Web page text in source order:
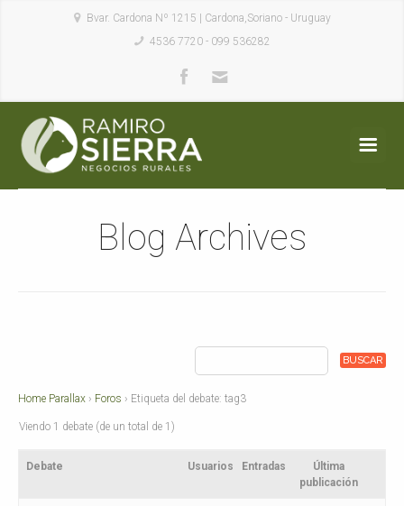
Bvar. Cardona Nº 1215 | Cardona,Soriano - Uruguay
4536 7720 - 099 536282
Blog Archives
Home Parallax › Foros › Etiqueta del debate: tag3
Viendo 1 debate (de un total de 1)
Debate Usuarios Entradas
Última
publicación